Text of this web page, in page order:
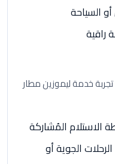
السياحة
راقية
خدمة ليموزين مطار
الاستلام المُشاركة
الجوية أو